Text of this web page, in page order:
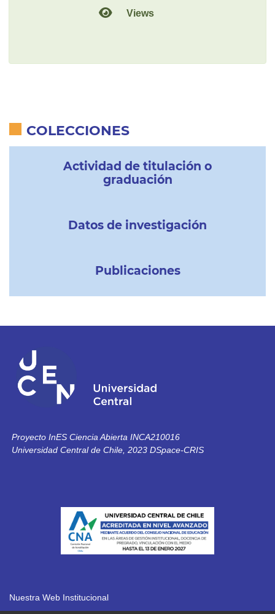
Views
COLECCIONES
Actividad de titulación o
graduación
Datos de investigación
Publicaciones
Proyecto InES Ciencia Abierta INCA210016
Universidad Central de Chile, 2023 DSpace-CRIS
Nuestra Web Institucional